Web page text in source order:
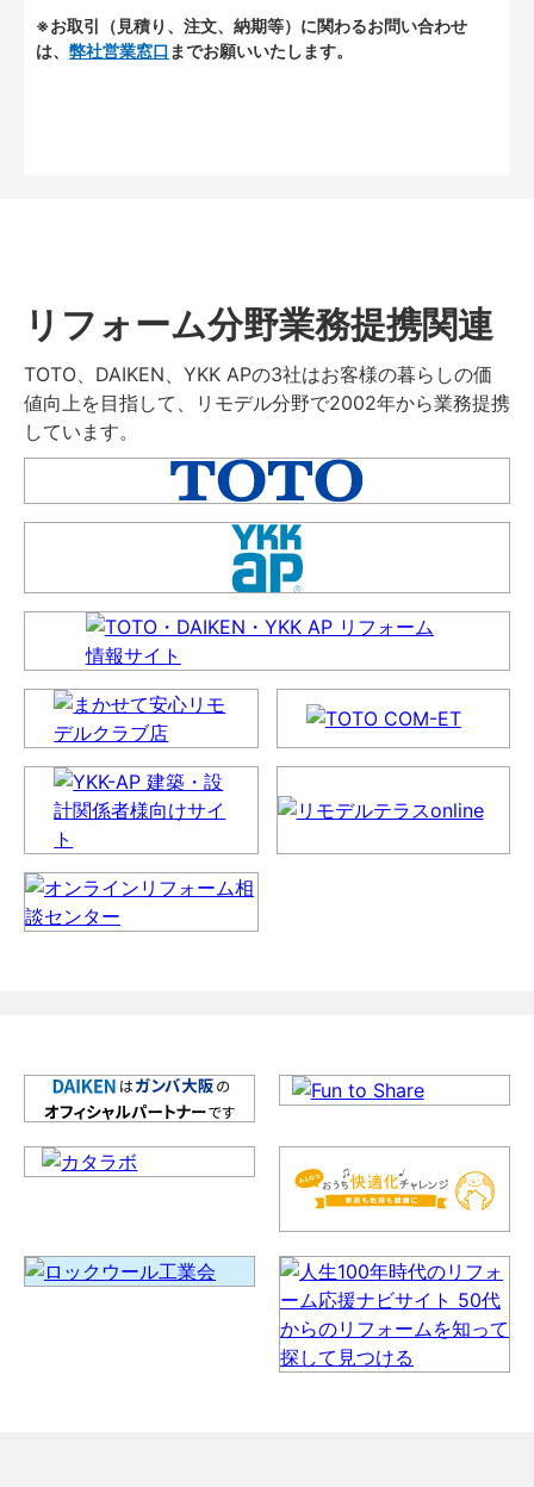
※お取引（見積り、注文、納期等）に関わるお問い合わせ
は、 弊社営業窓口 までお願いいたします。
リフォーム分野業務提携関連
TOTO、DAIKEN、YKK APの3社はお客様の暮らしの価
値向上を目指して、リモデル分野で2002年から業務提携
しています。